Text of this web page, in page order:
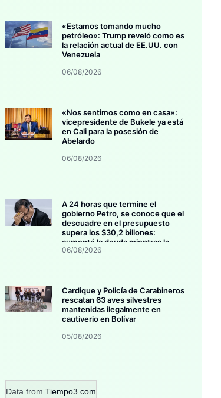
«Estamos tomando mucho
petróleo»: Trump reveló como es
la relación actual de EE.UU. con
Venezuela
06/08/2026
«Nos sentimos como en casa»:
vicepresidente de Bukele ya está
en Cali para la posesión de
Abelardo
06/08/2026
A 24 horas que termine el
gobierno Petro, se conoce que el
descuadre en el presupuesto
supera los $30,2 billones:
aumentó la deuda mientras la
inversión se estanca
06/08/2026
Cardique y Policía de Carabineros
rescatan 63 aves silvestres
mantenidas ilegalmente en
cautiverio en Bolívar
05/08/2026
Data from Tiempo3.com